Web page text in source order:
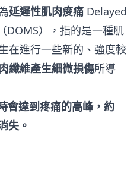
延遲性肌肉痠痛 Delayed
），指的是一種肌
在進行一些新的、強度較
纖維產生細微損傷所導
會達到疼痛的高峰，約
失。